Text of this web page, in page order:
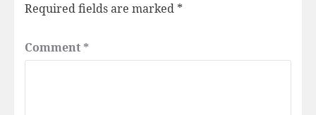
Required fields are marked *
Comment *